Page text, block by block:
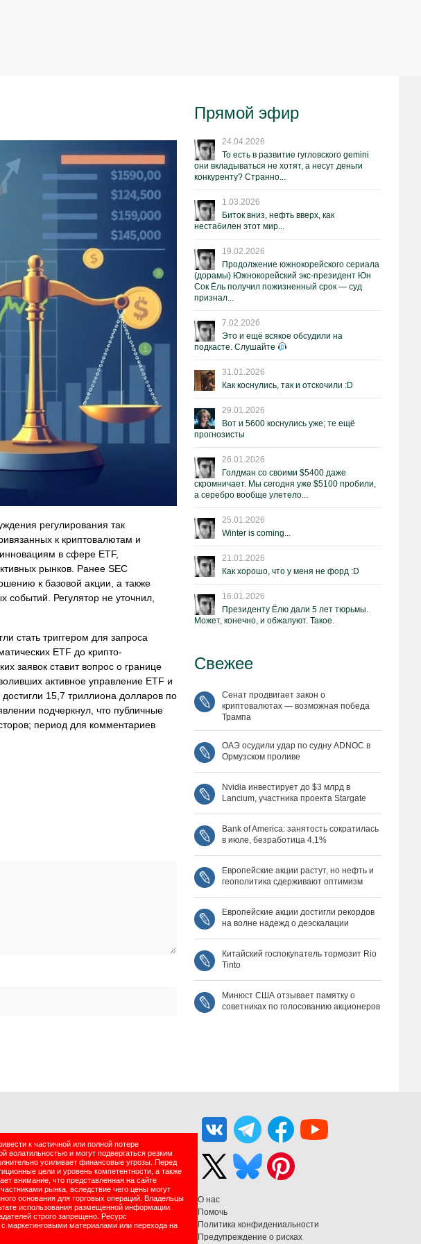
регулирования так
к криптовалютам и
в сфере ETF,
рынков. Ранее SEC
к базовой акции, а также
событий. Регулятор не уточнил,
стать триггером для запроса
ETF до крипто-
заявок ставит вопрос о границе
активное управление ETF и
15,7 триллиона долларов по
подчеркнул, что публичные
период для комментариев
Прямой эфир
24.04.2026
То есть в развитие гугловского gemini
они вкладываться не хотят, а несут деньги
конкуренту? Странно...
1.03.2026
Биток вниз, нефть вверх, как
нестабилен этот мир...
19.02.2026
Продолжение южнокорейского сериала
(дорамы) Южнокорейский экс-президент Юн
Сок Ёль получил пожизненный срок — суд
признал...
7.02.2026
Это и ещё всякое обсудили на
подкасте. Слушайте
31.01.2026
Как коснулись, так и отскочили :D
29.01.2026
Вот и 5600 коснулись уже; те ещё
прогнозисты
26.01.2026
Голдман со своими $5400 даже
скромничает. Мы сегодня уже $5100 пробили,
а серебро вообще улетело...
25.01.2026
Winter is coming...
21.01.2026
Как хорошо, что у меня не форд :D
16.01.2026
Президенту Ёлю дали 5 лет тюрьмы.
Может, конечно, и обжалуют. Такое.
Свежее
Сенат продвигает закон о
криптовалютах — возможная победа
Трампа
ОАЭ осудили удар по судну ADNOC в
Ормузском проливе
Nvidia инвестирует до $3 млрд в
Lancium, участника проекта Stargate
Bank of America: занятость сократилась
в июле, безработица 4,1%
Европейские акции растут, но нефть и
геополитика сдерживают оптимизм
Европейские акции достигли рекордов
на волне надежд о деэскалации
Китайский госпокупатель тормозит Rio
Tinto
Минюст США отзывает памятку о
советниках по голосованию акционеров
к частичной или полной потере
волатильностью и могут подвергаться резким
усиливает финансовые угрозы. Перед
цели и уровень компетентности, а также
внимание, что представленная на сайте
рынка, вследствие чего цены могут
основания для торговых операций. Владельцы
использования размещенной информации.
строго запрещено. Ресурс
маркетинговыми материалами или перехода на
О нас
Помочь
Политика конфидениальности
Предупреждение о рисках